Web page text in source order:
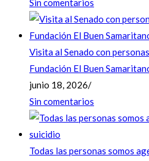
Sin comentarios
Visita al Senado con
Fundación El Buen
junio 18, 2026/
Sin comentarios
Todas las personas somos